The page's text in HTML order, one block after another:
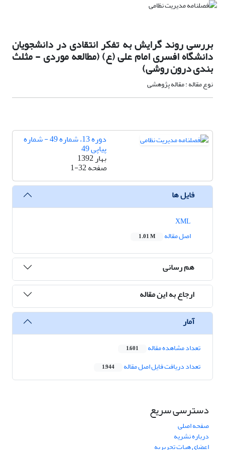
بررسی روند گرایش به تفکر انتقادی در دانشجویان
دانشگاه افسری امام علی (ع) (مطالعه موردی - مثلث
بندی درون روشی)
نوع مقاله : مقاله پژوهشی
دوره 13، شماره 49 - شماره
پیاپی 49
بهار 1392
صفحه1-32
فایل ها
اصل مقاله
1.01 M
هم رسانی
ارجاع به این مقاله
آمار
تعداد مشاهده مقاله 1,601
تعداد دریافت فایل اصل مقاله 1,944
دسترسی سریع
صفحه اصلی
درباره نشریه
اعضای هیات تحریریه